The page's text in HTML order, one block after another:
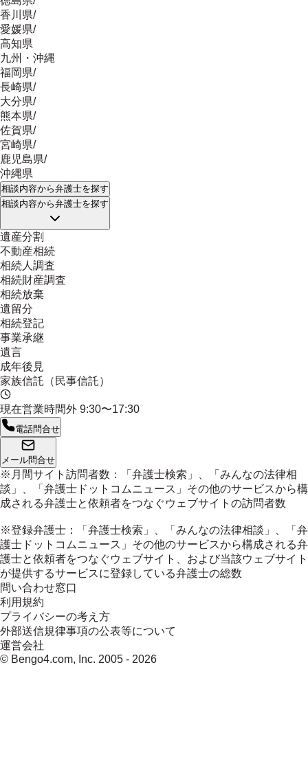
香川県/
愛媛県/
高知県
九州・沖縄
福岡県/
長崎県/
大分県/
熊本県/
佐賀県/
宮崎県/
鹿児島県/
沖縄県
相談内容から弁護士を探す
相談内容から弁護士を探す
遺産分割
不動産相続
相続人調査
相続財産調査
相続放棄
遺留分
相続登記
事業承継
遺言
成年後見
家族信託（民事信託）
現在営業時間外 9:30〜17:30
電話問合せ
メール問合せ
※月間サイト訪問者数：「弁護士検索」、「みんなの法律相
談」、「弁護士ドットコムニュース」その他のサービスから構
成される弁護士と依頼者をつなぐウェブサイトの訪問者数
※登録弁護士：「弁護士検索」、「みんなの法律相談」、「弁
護士ドットコムニュース」その他のサービスから構成される弁
護士と依頼者をつなぐウェブサイト、および当該ウェブサイト
が提供するサービスに登録している弁護士の総数
問い合わせ窓口
利用規約
プライバシーの考え方
外部送信規律事項の公表等について
運営会社
© Bengo4.com, Inc. 2005 - 2026